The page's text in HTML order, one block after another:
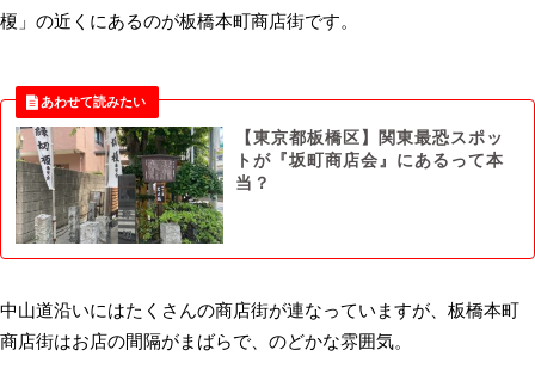
榎」の近くにあるのが板橋本町商店街です。
【東京都板橋区】関東最恐スポッ
トが『坂町商店会』にあるって本
当？
中山道沿いにはたくさんの商店街が連なっていますが、板橋本町
商店街はお店の間隔がまばらで、のどかな雰囲気。